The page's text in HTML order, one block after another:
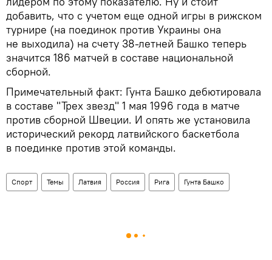
добавить, что с учетом еще одной игры в рижском
турнире (на поединок против Украины она
не выходила) на счету 38-летней Башко теперь
значится 186 матчей в составе национальной
сборной.
Примечательный факт: Гунта Башко дебютировала
в составе "Трех звезд" 1 мая 1996 года в матче
против сборной Швеции. И опять же установила
исторический рекорд латвийского баскетбола
в поединке против этой команды.
Спорт Темы Латвия Россия Рига Гунта Башко